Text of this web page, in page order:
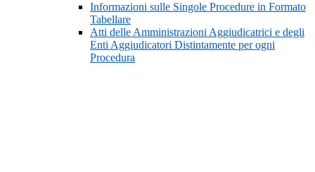
Informazioni sulle Singole Procedure in Formato
Tabellare
Atti delle Amministrazioni Aggiudicatrici e degli
Enti Aggiudicatori Distintamente per ogni
Procedura